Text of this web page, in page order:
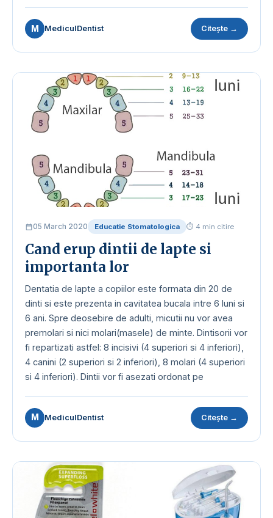
M MediculDentist Citește →
05 March 2020 Educatie Stomatologica ⏱ 4 min citire
Cand erup dintii de lapte si
importanta lor
Dentatia de lapte a copiilor este formata din 20 de
dinti si este prezenta in cavitatea bucala intre 6 luni si
6 ani. Spre deosebire de adulti, micutii nu vor avea
premolari si nici molari(masele) de minte. Dintisorii vor
fi repartizati astfel: 8 incisivi (4 superiori si 4 inferiori),
4 canini (2 superiori si 2 inferiori), 8 molari (4 superiori
si 4 inferiori). Dintii vor fi asezati ordonat pe
M MediculDentist Citește →